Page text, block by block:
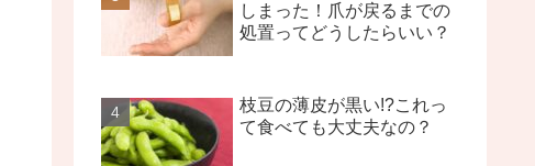
しまった！爪が戻るまでの
処置ってどうしたらいい？
枝豆の薄皮が黒い!?これっ
て食べても大丈夫なの？